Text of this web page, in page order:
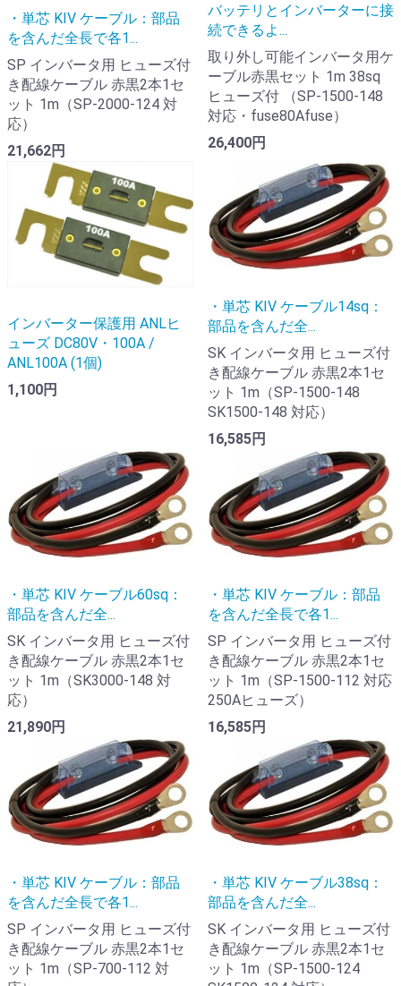
・単芯 KIV ケーブル：部品
を含んだ全長で各1...
SP インバータ用 ヒューズ付
き配線ケーブル 赤黒2本1セ
ット 1m（SP-2000-124 対
応）
21,662円
バッテリとインバーターに接
続できるよ...
取り外し可能インバータ用ケ
ーブル赤黒セット 1m 38sq
ヒューズ付 （SP-1500-148
対応・fuse80Afuse）
26,400円
インバーター保護用 ANLヒ
ューズ DC80V・100A /
ANL100A (1個)
1,100円
・単芯 KIV ケーブル14sq：
部品を含んだ全...
SK インバータ用 ヒューズ付
き配線ケーブル 赤黒2本1セ
ット 1m（SP-1500-148
SK1500-148 対応）
16,585円
・単芯 KIV ケーブル60sq：
部品を含んだ全...
SK インバータ用 ヒューズ付
き配線ケーブル 赤黒2本1セ
ット 1m（SK3000-148 対
応）
21,890円
・単芯 KIV ケーブル：部品
を含んだ全長で各1...
SP インバータ用 ヒューズ付
き配線ケーブル 赤黒2本1セ
ット 1m（SP-1500-112 対応
250Aヒューズ）
16,585円
・単芯 KIV ケーブル：部品
を含んだ全長で各1...
SP インバータ用 ヒューズ付
き配線ケーブル 赤黒2本1セ
ット 1m（SP-700-112 対
・単芯 KIV ケーブル38sq：
部品を含んだ全...
SK インバータ用 ヒューズ付
き配線ケーブル 赤黒2本1セ
ット 1m（SP-1500-124